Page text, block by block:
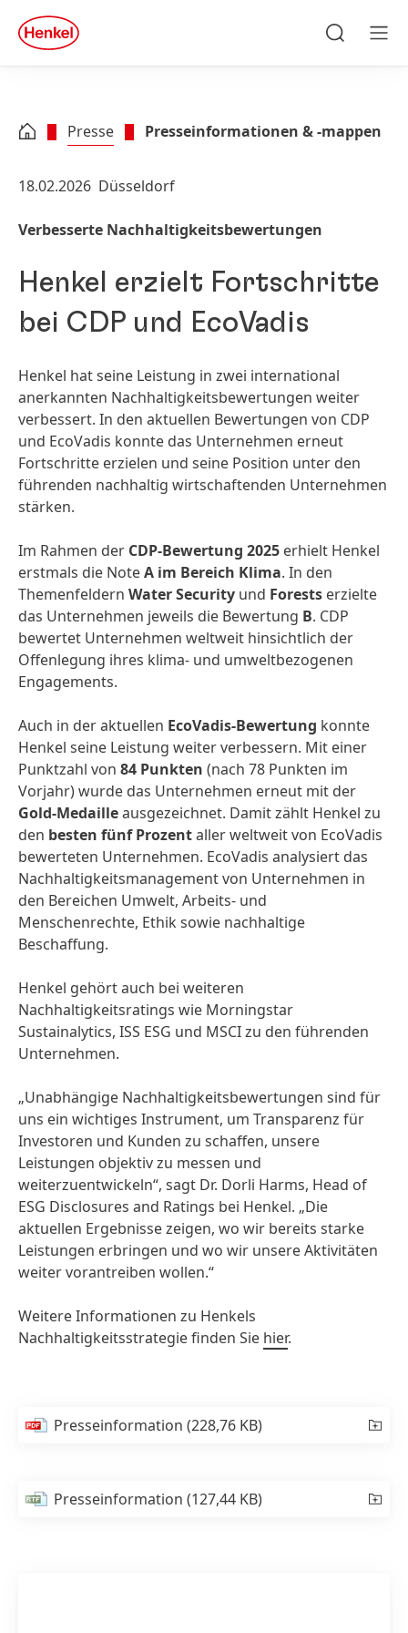
Zu Footer springen
quick
search
Presse Presseinformationen & -mappen
18.02.2026 Düsseldorf
Verbesserte Nachhaltigkeitsbewertungen
Henkel erzielt Fortschritte
bei CDP und EcoVadis
Henkel hat seine Leistung in zwei international
anerkannten Nachhaltigkeitsbewertungen weiter
verbessert. In den aktuellen Bewertungen von CDP
und EcoVadis konnte das Unternehmen erneut
Fortschritte erzielen und seine Position unter den
führenden nachhaltig wirtschaftenden Unternehmen
stärken.
Im Rahmen der CDP‑Bewertung 2025 erhielt Henkel
erstmals die NoteA im Bereich Klima. In den
Themenfeldern Water Security und Forests erzielte
das Unternehmen jeweils die Bewertung B. CDP
bewertet Unternehmen weltweit hinsichtlich der
Offenlegung ihres klima- und umweltbezogenen
Engagements.
Auch in der aktuellen EcoVadis‑Bewertung konnte
Henkel seine Leistung weiter verbessern. Mit einer
Punktzahl von 84 Punkten (nach 78 Punkten im
Vorjahr) wurde das Unternehmen erneut mit der
Gold‑Medailleausgezeichnet. Damit zählt Henkel zu
den besten fünf Prozentaller weltweit von EcoVadis
bewerteten Unternehmen. EcoVadis analysiert das
Nachhaltigkeitsmanagement von Unternehmen in
den Bereichen Umwelt, Arbeits‑ und
Menschenrechte, Ethik sowie nachhaltige
Beschaffung.
Henkel gehört auch bei weiteren
Nachhaltigkeitsratings wie Morningstar
Sustainalytics, ISS ESG und MSCI zu den führenden
Unternehmen.
„Unabhängige Nachhaltigkeitsbewertungen sind für
uns ein wichtiges Instrument, um Transparenz für
Investoren und Kunden zu schaffen, unsere
Leistungen objektiv zu messen und
weiterzuentwickeln“, sagt Dr. Dorli Harms, Head of
ESG Disclosures and Ratings bei Henkel. „Die
aktuellen Ergebnisse zeigen, wo wir bereits starke
Leistungen erbringen und wo wir unsere Aktivitäten
weiter vorantreiben wollen.“
Weitere Informationen zu Henkels
Nachhaltigkeitsstrategie finden Sie hier.
Presseinformation(228,76 KB)
Presseinformation(127,44 KB)